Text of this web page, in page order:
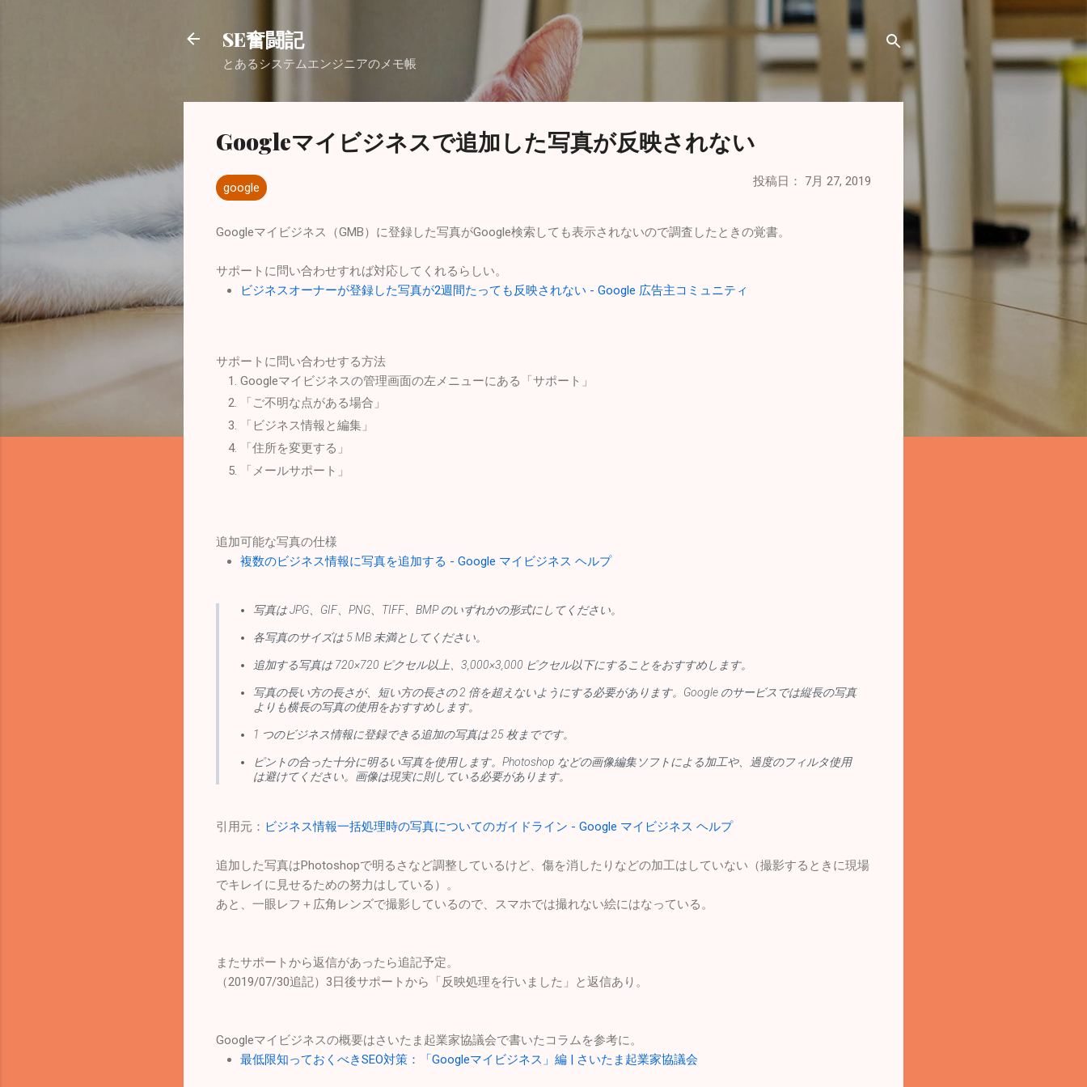
スキップしてメイン コンテンツに移動
SE奮闘記
とあるシステムエンジニアのメモ帳
Googleマイビジネスで追加した写真が反映されない
google 投稿日： 7月 27, 2019
Googleマイビジネス（GMB）に登録した写真がGoogle検索しても表示されないので調査したときの覚書。
サポートに問い合わせすれば対応してくれるらしい。
ビジネスオーナーが登録した写真が2週間たっても反映されない - Google 広告主コミュニティ
サポートに問い合わせする方法
Googleマイビジネスの管理画面の左メニューにある「サポート」
「ご不明な点がある場合」
「ビジネス情報と編集」
「住所を変更する」
「メールサポート」
追加可能な写真の仕様
複数のビジネス情報に写真を追加する - Google マイビジネス ヘルプ
写真は JPG、GIF、PNG、TIFF、BMP のいずれかの形式にしてください。
各写真のサイズは 5 MB 未満としてください。
追加する写真は 720×720 ピクセル以上、3,000×3,000 ピクセル以下にすることをおすすめします。
写真の長い方の長さが、短い方の長さの 2 倍を超えないようにする必要があります。Google のサービスでは縦長の写真
よりも横長の写真の使用をおすすめします。
1 つのビジネス情報に登録できる追加の写真は 25 枚までです。
ピントの合った十分に明るい写真を使用します。Photoshop などの画像編集ソフトによる加工や、過度のフィルタ使用
は避けてください。画像は現実に則している必要があります。
引用元： ビジネス情報一括処理時の写真についてのガイドライン - Google マイビジネス ヘルプ
追加した写真はPhotoshopで明るさなど調整しているけど、傷を消したりなどの加工はしていない（撮影するときに現場
でキレイに見せるための努力はしている）。
あと、一眼レフ＋広角レンズで撮影しているので、スマホでは撮れない絵にはなっている。
またサポートから返信があったら追記予定。
（2019/07/30追記）3日後サポートから「反映処理を行いました」と返信あり。
Googleマイビジネスの概要はさいたま起業家協議会で書いたコラムを参考に。
最低限知っておくべきSEO対策：「Googleマイビジネス」編 | さいたま起業家協議会